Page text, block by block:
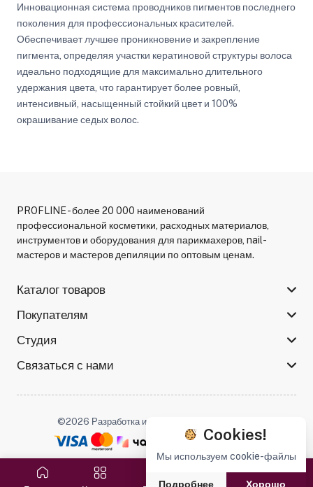
Инновационная система проводников пигментов последнего
поколения для профессиональных красителей.
Обеспечивает лучшее проникновение и закрепление
пигмента, определяя участки кератиновой структуры волоса
идеально подходящие для максимально длительного
удержания цвета, что гарантирует более ровный,
интенсивный, насыщенный стойкий цвет и 100%
окрашивание седых волос.
PROFLINE - более 20 000 наименований
профессиональной косметики, расходных материалов,
инструментов и оборудования для парикмахеров, nail-
мастеров и мастеров депиляции по оптовым ценам.
Каталог товаров
Покупателям
Студия
Связаться с нами
©2026 Разработка и поддержка -
Cookies!
Мы используем cookie-файлы
Подробнее Хорошо